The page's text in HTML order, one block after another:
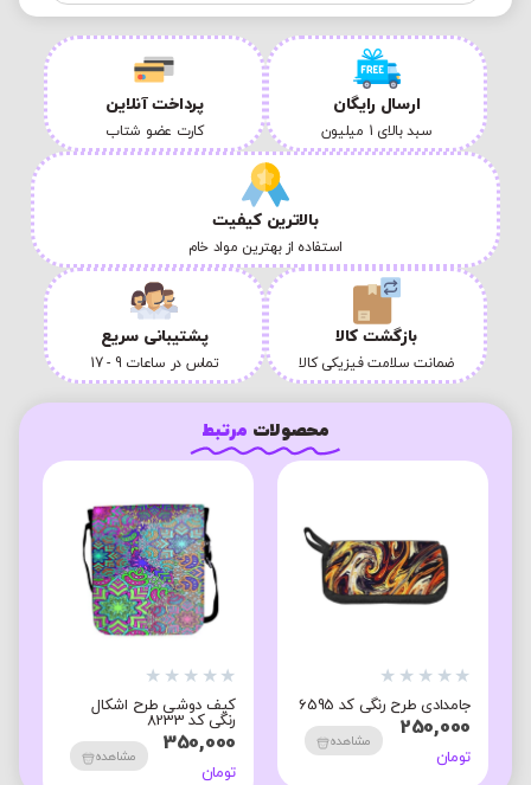
ارسال رایگان
سبد بالای 1 میلیون
پرداخت آنلاین
کارت عضو شتاب
بالاترین کیفیت
استفاده از بهترین مواد خام
بازگشت کالا
ضمانت سلامت فیزیکی کالا
پشتیبانی سریع
تماس در ساعات 9 - 17
محصولات مرتبط
★
★
★
★
★
جامدادی طرح رنگی کد 6595
250,000
تومان
مشاهده
★
★
★
★
★
کیف دوشی طرح اشکال
رنگی کد 8233
350,000
تومان
مشاهده